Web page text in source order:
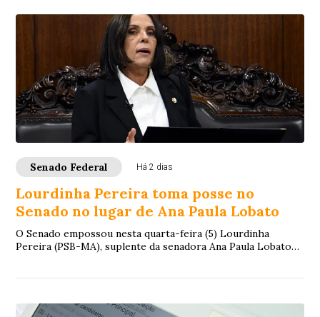
Senado Federal Há 2 dias
Lourdinha Pereira toma posse no
Senado no lugar de Ana Paula Lobato
O Senado empossou nesta quarta-feira (5) Lourdinha
Pereira (PSB-MA), suplente da senadora Ana Paula Lobato